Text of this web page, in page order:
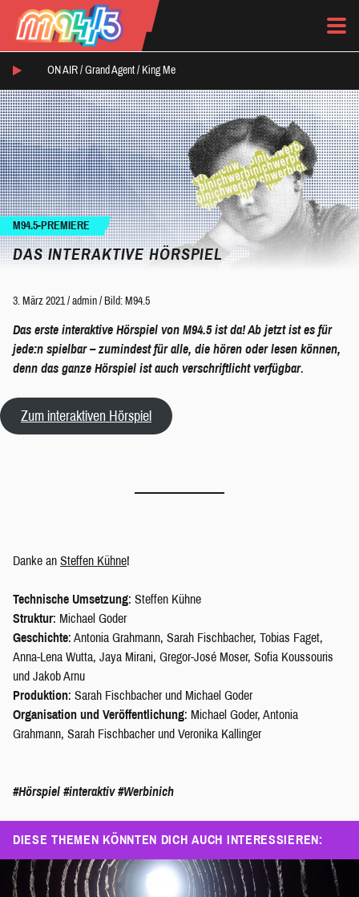
ON AIR / Grand Agent / King Me
M94.5-PREMIERE
DAS INTERAKTIVE HÖRSPIEL
3. März 2021 / admin / Bild: M94.5
Das erste interaktive Hörspiel von M94.5 ist da! Ab jetzt ist es für
jede:n spielbar– zumindest für alle, die hören oder lesen können,
denn das ganze Hörspiel ist auch verschriftlicht verfügbar.
Zum interaktiven Hörspiel
Danke an Steffen Kühne!
Technische Umsetzung: Steffen Kühne
Struktur: Michael Goder
Geschichte: Antonia Grahmann, Sarah Fischbacher, Tobias Faget,
Anna-Lena Wutta, Jaya Mirani, Gregor-José Moser, Sofia Koussouris
und Jakob Arnu
Produktion: Sarah Fischbacher und Michael Goder
Organisation und Veröffentlichung: Michael Goder, Antonia
Grahmann, Sarah Fischbacher und Veronika Kallinger
#Hörspiel #interaktiv #Werbinich
DIESE THEMEN KÖNNTEN DICH AUCH INTERESSIEREN: